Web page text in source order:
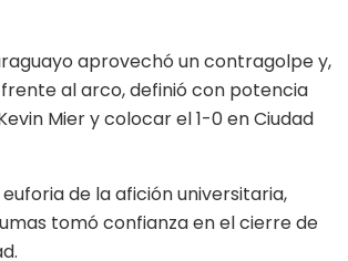
aprovechó un contragolpe y,
al arco, definió con potencia
Mier y colocar el 1-0 en Ciudad
de la afición universitaria,
tomó confianza en el cierre de